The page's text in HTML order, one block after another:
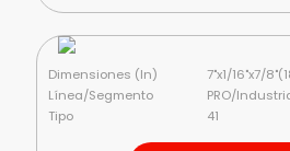
Dimensiones (In)
7"x1/16"x7/
Línea/Segmento
PRO/
Tipo
41